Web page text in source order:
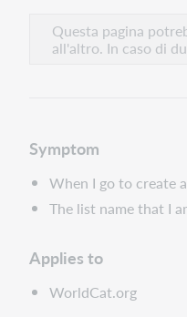
Questa pagina
all'altro. In caso di
Symptom
When I go to create
The list name that I
Applies to
WorldCat.org